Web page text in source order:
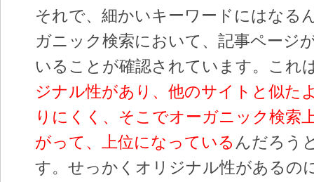
それで、細かいキーワードにはなる
ガニック検索において、記事ページ
いることが確認されています。これ
ジナル性があり、他のサイトと似た
りにくく、そこでオーガニック検索
がって、上位になっている んだろう
す。せっかくオリジナル性があるの